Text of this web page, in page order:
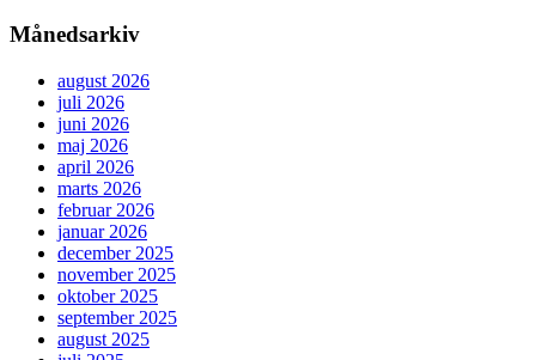
Månedsarkiv
august 2026
juli 2026
juni 2026
maj 2026
april 2026
marts 2026
februar 2026
januar 2026
december 2025
november 2025
oktober 2025
september 2025
august 2025